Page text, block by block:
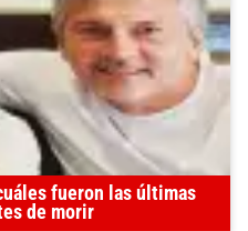
fueron las últimas
de morir